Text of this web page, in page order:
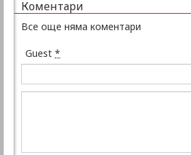
Коментари
Все още няма коментари
Guest *